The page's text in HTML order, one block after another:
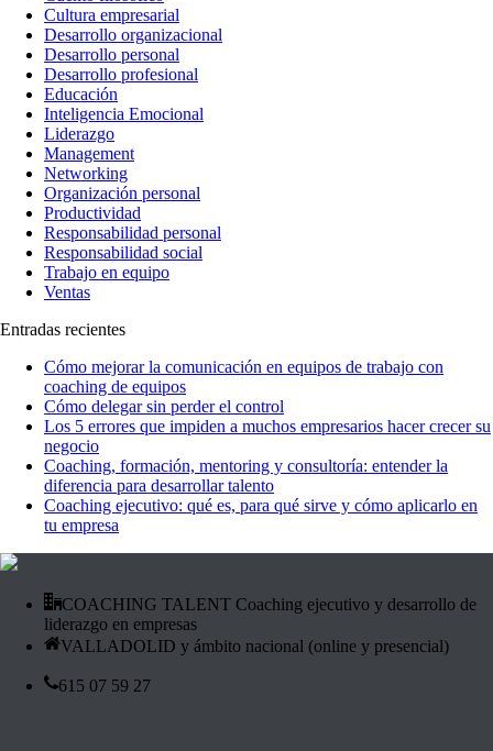
Cultura empresarial
Desarrollo organizacional
Desarrollo personal
Desarrollo profesional
Educación
Inteligencia Emocional
Liderazgo
Management
Networking
Organización personal
Productividad
Responsabilidad personal
Responsabilidad social
Trabajo en equipo
Ventas
Entradas recientes
Cómo mejorar la comunicación en equipos de trabajo con
coaching de equipos
Cómo delegar sin perder el control
Los 5 errores que impiden a muchos empresarios hacer crecer su
negocio
Coaching, formación, mentoring y consultoría: entender la
diferencia para desarrollar talento
Coaching ejecutivo: qué es, para qué sirve y cómo aplicarlo en
tu empresa
COACHING TALENT Coaching ejecutivo y desarrollo de
liderazgo en empresas
VALLADOLID y ámbito nacional (online y presencial)
615 07 59 27